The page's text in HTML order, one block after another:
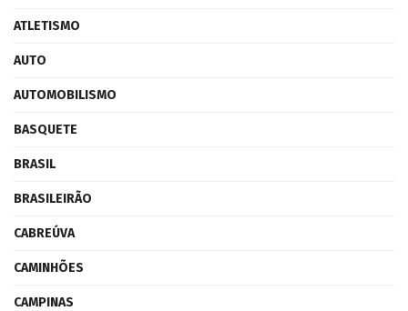
ATLETISMO
AUTO
AUTOMOBILISMO
BASQUETE
BRASIL
BRASILEIRÃO
CABREÚVA
CAMINHÕES
CAMPINAS